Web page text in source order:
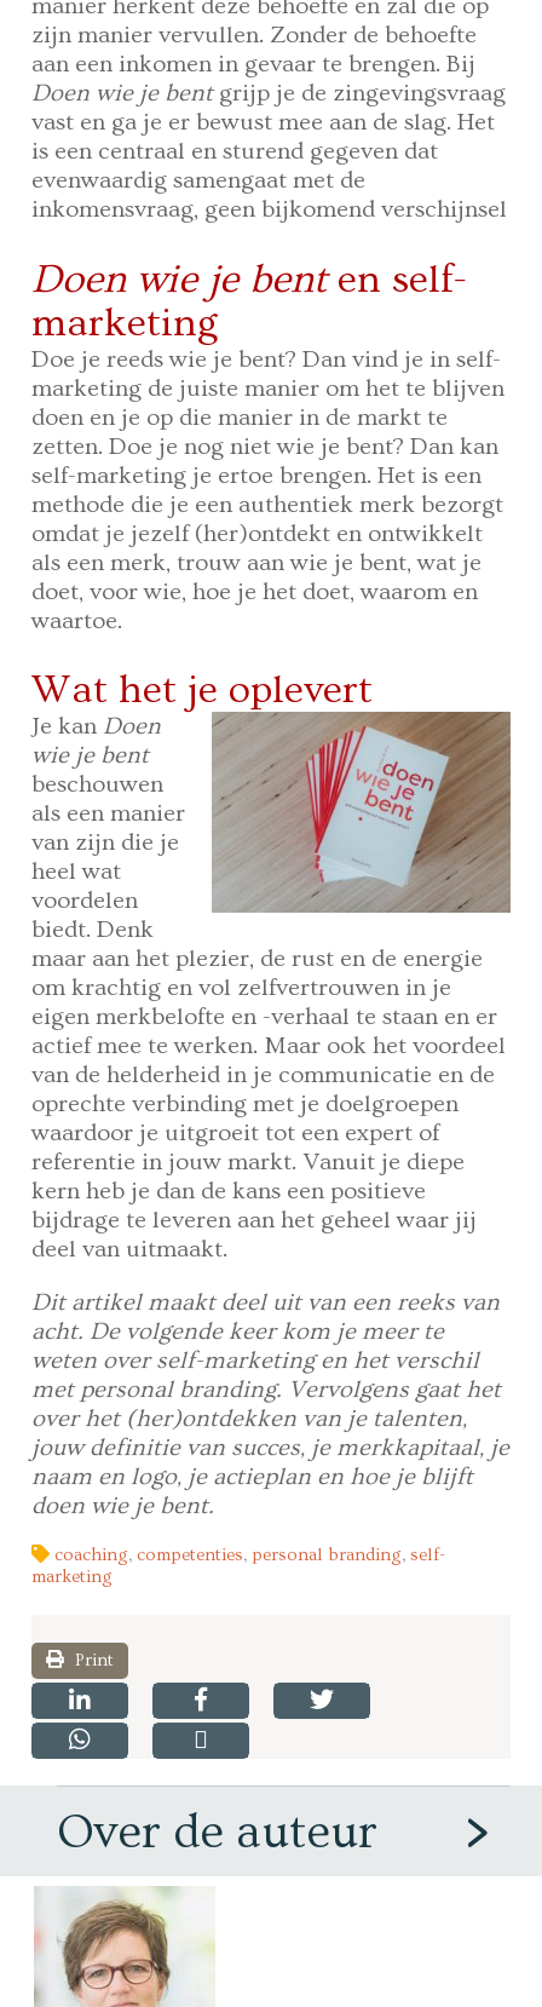
manier herkent deze behoefte en zal die op
zijn manier vervullen. Zonder de behoefte
aan een inkomen in gevaar te brengen. Bij
Doen wie je bentgrijp je de zingevingsvraag
vast en ga je er bewust mee aan de slag. Het
is een centraal en sturend gegeven dat
evenwaardig samengaat met de
inkomensvraag, geen bijkomend verschijnsel
Doen wie je benten self-
marketing
Doe je reeds wie je bent? Dan vind je in self-
marketing de juiste manier om het te blijven
doen en je op die manier in de markt te
zetten. Doe je nog niet wie je bent? Dan kan
self-marketing je ertoe brengen. Het is een
methode die je een authentiek merk bezorgt
omdat je jezelf (her)ontdekt en ontwikkelt
als een merk, trouw aan wie je bent, wat je
doet, voor wie, hoe je het doet, waarom en
waartoe.
Wat het je oplevert
Je kan Doen
wie je bent
beschouwen
als een manier
van zijn die je
heel wat
voordelen
biedt. Denk
maar aan het plezier, de rust en de energie
om krachtig en vol zelfvertrouwen in je
eigen merkbelofte en -verhaal te staan en er
actief mee te werken. Maar ook het voordeel
van de helderheid in je communicatie en de
oprechte verbinding met je doelgroepen
waardoor je uitgroeit tot een expert of
referentie in jouw markt. Vanuit je diepe
kern heb je dan de kans een positieve
bijdrage te leveren aan het geheel waar jij
deel van uitmaakt.
Dit artikel maakt deel uit van een reeks van
acht. De volgende keer kom je meer te
weten over self-marketing en het verschil
met personal branding. Vervolgens gaat het
over het (her)ontdekken van je talenten,
jouw definitie van succes, je merkkapitaal, je
naam en logo, je actieplan en hoe je blijft
doen wie je bent.
coaching,competenties, personal branding,self-
marketing
Print
Over de auteur